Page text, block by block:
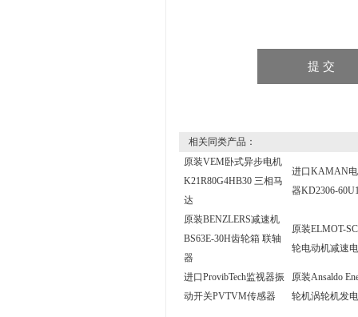
相关同类产品：
原装VEM卧式异步电机
K21R80G4HB30 三相马
达
进口KAMAN
器KD2306-
原装BENZLERS减速机
BS63E-30H齿轮箱 联轴
器
原装ELMOT-
轮电动机减速
进口ProvibTech监视器振
动开关PVTVM传感器
原装Ansaldo
轮机涡轮机发